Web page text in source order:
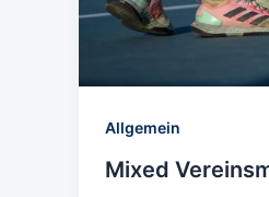
Allgemein
Mixed